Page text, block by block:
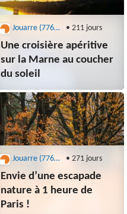
Jouarre (77640) - office de tourisme • 211 jours
Une croisière apéritive
sur la Marne au coucher
du soleil
Jouarre (77640) - office de tourisme • 271 jours
Envie d’une escapade
nature à 1 heure de
Paris !